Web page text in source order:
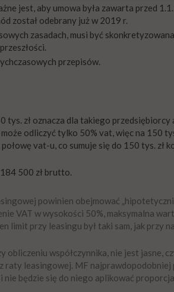
jest, aby umowa była zawarta przed
został odebrany już w 2019 r.
zasadach, musi być
przepisów.
tys. zł oznacza dla takiego przedsiębiorcy
odliczyć tylko 50% vat, więc na 150
vat-u, co sumuje się do 150 tys. zł
500 zł brutto.
powinien obejmować
VAT w wysokości 50%, maksymalna
limit przy leasingu był taki sam, jak przy
współczynnika, nie jest jasne,
raty leasingowej. MF najprawdopodobniej
nie będzie się do niego aplikować